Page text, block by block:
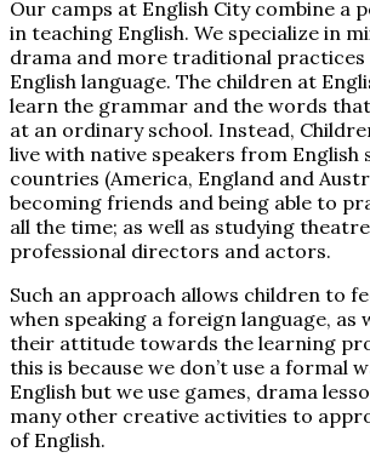
Our camps at English City combine a
in teaching English. We specialize in
drama and more traditional
English language. The children at
learn the grammar and the words
at an ordinary school. Instead,
live with native speakers from English
countries (America, England and
becoming friends and being able to
all the time; as well as studying
professional directors and actors.
Such an approach allows children to
when speaking a foreign language, as
their attitude towards the learning
this is because we don’t use a formal
English but we use games, drama
many other creative activities to
of English.